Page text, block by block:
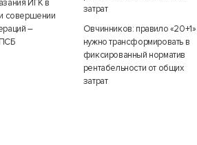
ИГК в
совершении
–
Овчинников: правило «20+1»
нужно трансформировать в
фиксированный норматив
рентабельности от общих
затрат